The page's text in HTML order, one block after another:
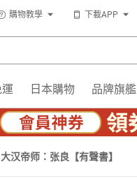
購物教學 下載APP
日本購物 品牌旗艦
大汉帝师：张良【有聲書】